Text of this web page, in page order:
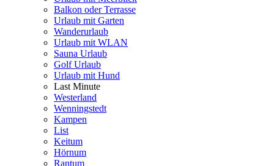
Balkon oder Terrasse
Urlaub mit Garten
Wanderurlaub
Urlaub mit WLAN
Sauna Urlaub
Golf Urlaub
Urlaub mit Hund
Last Minute
Westerland
Wenningstedt
Kampen
List
Keitum
Hörnum
Rantum